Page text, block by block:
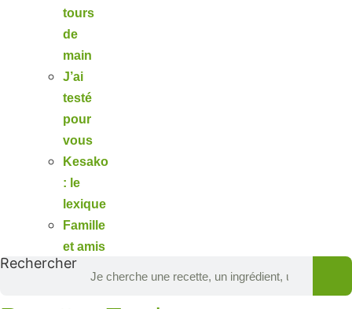
tours
de
main
J’ai
testé
pour
vous
Kesako
: le
lexique
Famille
et amis
Rechercher